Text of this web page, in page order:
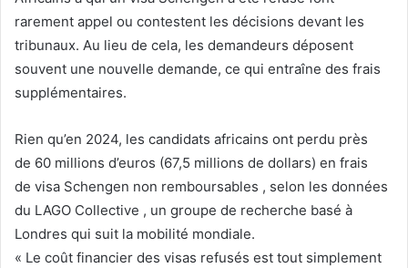
rarement appel ou contestent les décisions devant les
tribunaux. Au lieu de cela, les demandeurs déposent
souvent une nouvelle demande, ce qui entraîne des frais
supplémentaires.
Rien qu’en 2024, les candidats africains ont perdu près
de 60 millions d’euros (67,5 millions de dollars) en frais
de visa Schengen non remboursables , selon les données
du LAGO Collective , un groupe de recherche basé à
Londres qui suit la mobilité mondiale.
« Le coût financier des visas refusés est tout simplement